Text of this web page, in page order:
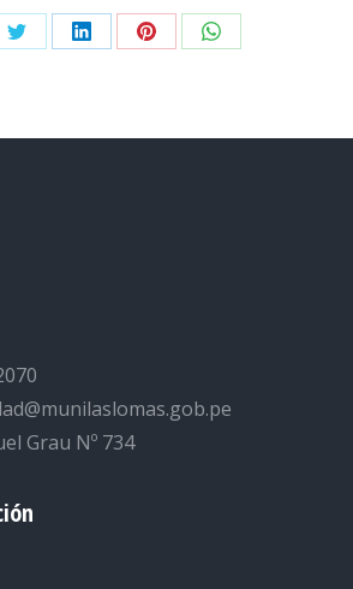
Share Share Share Share
Grau Nº 734